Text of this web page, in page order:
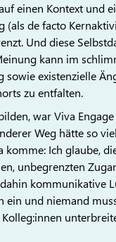
einen Kontext und
de facto
Und diese
kann im
existenzielle
zu entfalten.
war Viva
Weg hätte so
Ich glaube,
unbegrenzten
kommunikative
und niemand